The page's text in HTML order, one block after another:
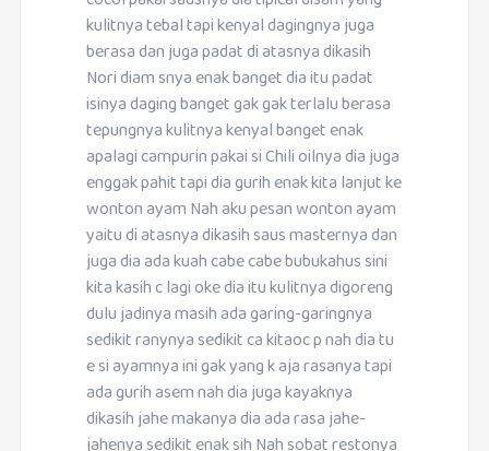
kulitnya tebal tapi kenyal dagingnya juga
berasa dan juga padat di atasnya dikasih
Nori diam snya enak banget dia itu padat
isinya daging banget gak gak terlalu berasa
tepungnya kulitnya kenyal banget enak
apalagi campurin pakai si Chili oilnya dia juga
enggak pahit tapi dia gurih enak kita lanjut ke
wonton ayam Nah aku pesan wonton ayam
yaitu di atasnya dikasih saus masternya dan
juga dia ada kuah cabe cabe bubukahus sini
kita kasih c lagi oke dia itu kulitnya digoreng
dulu jadinya masih ada garing-garingnya
sedikit ranynya sedikit ca kitaoc p nah dia tu
e si ayamnya ini gak yang k aja rasanya tapi
ada gurih asem nah dia juga kayaknya
dikasih jahe makanya dia ada rasa jahe-